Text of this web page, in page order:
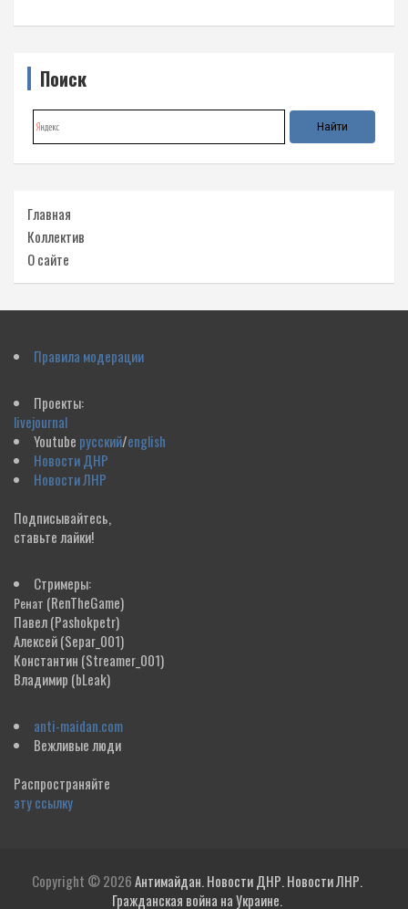
Поиск
Главная
Коллектив
О сайте
Правила модерации
Проекты:
livejournal
Youtube русский/english
Новости ДНР
Новости ЛНР
Подписывайтесь,
ставьте лайки!
Стримеры:
Ренат (RenTheGame)
Павел(Pashokpetr)
Алексей(Separ_001)
Константин (Streamer_001)
Владимир (bLeak)
anti-maidan.com
Вежливые люди
Распространяйте
эту ссылку
Copyright © 2026Антимайдан. Новости ДНР. Новости ЛНР.
Гражданская война на Украине.